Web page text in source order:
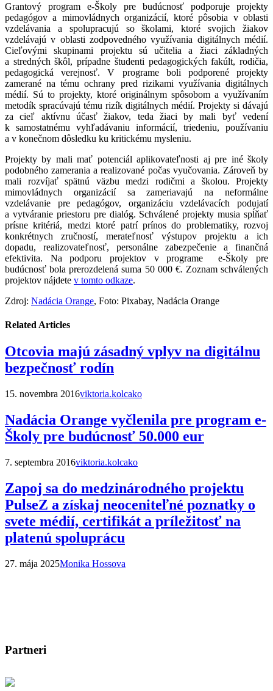
Grantový program e-Školy pre budúcnosť podporuje projekty
pedagógov a mimovládnych organizácií, ktoré pôsobia v oblasti
vzdelávania a spolupracujú so školami, ktoré svojich žiakov
vzdelávajú v oblasti zodpovedného využívania digitálnych médií.
Cieľovými skupinami projektu sú učitelia a žiaci základných
a stredných škôl, prípadne študenti pedagogických fakúlt, rodičia,
pedagogická verejnosť. V programe boli podporené projekty
zamerané na tému ochrany pred rizikami využívania digitálnych
médií. Sú to projekty, ktoré originálnym spôsobom a využívaním
metodík spracúvajú tému rizík digitálnych médií. Projekty si dávajú
za cieľ aktívnu účasť žiakov, teda žiaci by mali byť vedení
k samostatnému vyhľadávaniu informácií, triedeniu, používaniu
a v konečnom dôsledku ku kritickému mysleniu.
Projekty by mali mať potenciál aplikovateľnosti aj pre iné školy
podobného zamerania a realizované počas vyučovania. Zároveň by
mali rozvíjať spätnú väzbu medzi rodičmi a školou. Projekty
mimovládnych organizácií sa zameriavajú na neformálne
vzdelávanie pre pedagógov, organizáciu vzdelávacích podujatí
a vytváranie priestoru pre dialóg. Schválené projekty musia spĺňať
prísne kritériá, medzi ktoré patrí prínos do problematiky, rozvoj
konkrétnych zručností, merateľnosť výstupov projektu a ich
dopadu, realizovateľnosť, personálne zabezpečenie a finančná
efektivita. Na podporu projektov v programe e-Školy pre
budúcnosť bola prerozdelená suma 50 000 €. Zoznam schválených
projektov nájdete v tomto odkaze.
Zdroj: Nadácia Orange, Foto: Pixabay, Nadácia Orange
Related Articles
Otcovia majú zásadný vplyv na digitálnu
bezpečnosť rodín
15. novembra 2016viktoria.kolcako
Nadácia Orange vyčlenila pre program e-
Školy pre budúcnosť 50.000 eur
7. septembra 2016viktoria.kolcako
Zapoj sa do medzinárodného projektu
PulseZ a získaj neoceniteľné poznatky o
svete médií, certifikát a príležitosť na
platenú spoluprácu
27. mája 2025Monika Hossova
Partneri